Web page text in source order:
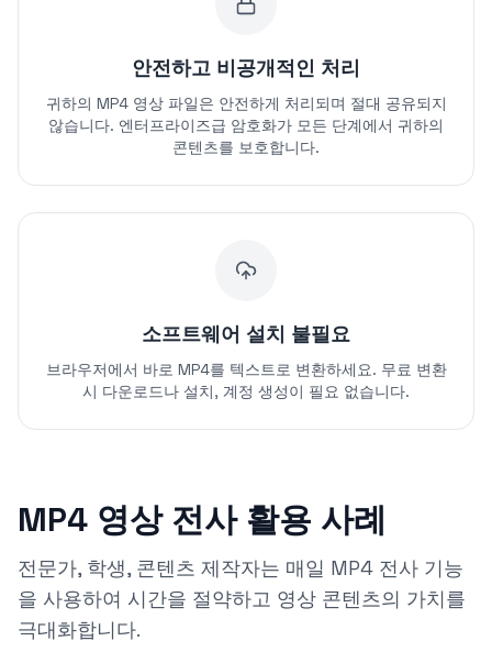
안전하고 비공개적인 처리
귀하의 MP4 영상 파일은 안전하게 처리되며 절대 공유되지
않습니다. 엔터프라이즈급 암호화가 모든 단계에서 귀하의
콘텐츠를 보호합니다.
소프트웨어 설치 불필요
브라우저에서 바로 MP4를 텍스트로 변환하세요. 무료 변환
시 다운로드나 설치, 계정 생성이 필요 없습니다.
MP4 영상 전사 활용 사례
전문가, 학생, 콘텐츠 제작자는 매일 MP4 전사 기능
을 사용하여 시간을 절약하고 영상 콘텐츠의 가치를
극대화합니다.